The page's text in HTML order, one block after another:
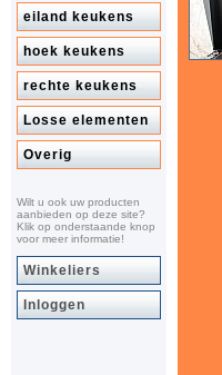
eiland keukens
hoek keukens
rechte keukens
Losse elementen
Overig
Wilt u ook uw producten
aanbieden op deze site?
Klik op onderstaande knop
voor meer informatie!
Winkeliers
Inloggen